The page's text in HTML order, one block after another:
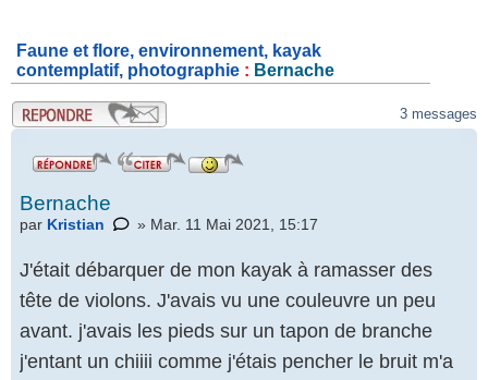
Faune et flore, environnement, kayak
contemplatif, photographie : Bernache
.
3 messages
Bernache
par Kristian » Mar. 11 Mai 2021, 15:17
J'était débarquer de mon kayak à ramasser des
tête de violons. J'avais vu une couleuvre un peu
avant. j'avais les pieds sur un tapon de branche
j'entant un chiiii comme j'étais pencher le bruit m'a